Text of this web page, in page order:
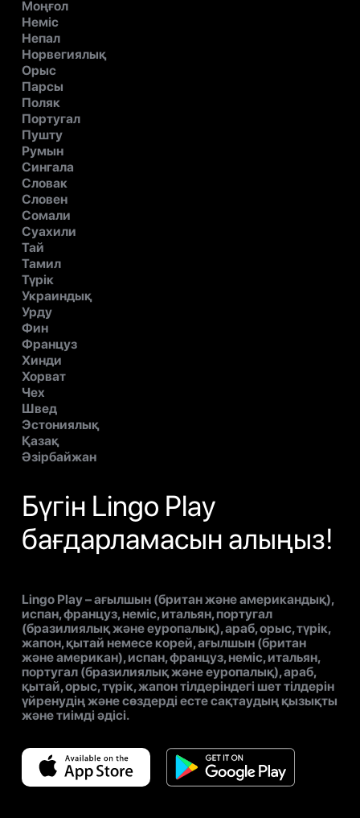
Моңғол
Неміс
Непал
Норвегиялық
Орыс
Парсы
Поляк
Португал
Пушту
Румын
Сингала
Словак
Словен
Сомали
Суахили
Тай
Тамил
Түрік
Украиндық
Урду
Фин
Француз
Хинди
Хорват
Чех
Швед
Эстониялық
Қазақ
Әзірбайжан
Бүгін Lingo Play
бағдарламасын алыңыз!
Lingo Play – ағылшын (британ және американдық),
испан, француз, неміс, итальян, португал
(бразилиялық және еуропалық), араб, орыс, түрік,
жапон, қытай немесе корей, ағылшын (британ
және американ), испан, француз, неміс, итальян,
португал (бразилиялық және еуропалық), араб,
қытай, орыс, түрік, жапон тілдеріндегі шет тілдерін
үйренудің және сөздерді есте сақтаудың қызықты
және тиімді әдісі.